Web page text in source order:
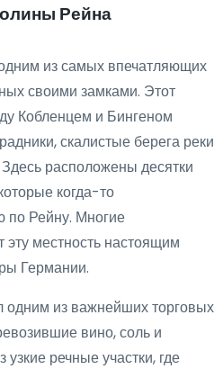
Рейна
из самых впечатляющих
своими замками. Этот
Кобленцем и Бингеном
скалистые берега реки
расположены десятки
когда-то
по Рейну. Многие
эту местность настоящим
Германии.
из важнейших торговых
вино, соль и
узкие речные участки, где